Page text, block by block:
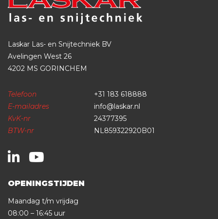
Laskar Las- en Snijtechniek BV
Avelingen West 26
4202 MS GORINCHEM
Telefoon
+31 183 618888
E-mailadres
info@laskar.nl
KvK-nr
24377395
BTW-nr
NL859322920B01
OPENINGSTIJDEN
Maandag t/m vrijdag
08:00 – 16:45 uur